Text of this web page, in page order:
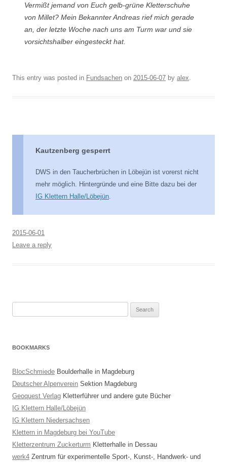
Vermißt jemand von Euch gelb-grüne Kletterschuhe
von Millet? Mein Bekannter Andreas rief mich gerade
an, der letzte Woche nach uns am Turm war und sie
vorsichtshalber eingesteckt hat.
This entry was posted in Fundsachen on 2015-06-07 by alex
Kautzenberg gesperrt
DWS in den Taucherbrüchen in Löbejün ist vorerst nicht
mehr möglich. Hintergründe und eine Bitte dazu bei der
IG Klettern Halle/Löbejün
2015-06-01
Leave a reply
BOOKMARKS
BlocSchmiede Boulderhalle in Magdeburg
Deutscher Alpenverein Sektion Magdeburg
Geoquest Verlag Kletterführer und andere gute Bücher
IG Klettern Halle/Löbejün
IG Klettern Niedersachsen
Klettern in Magdeburg bei YouTube
Kletterzentrum Zuckerturm Kletterhalle in Dessau
werk4 Zentrum für experimentelle Sport-, Kunst-, Handwerk- und